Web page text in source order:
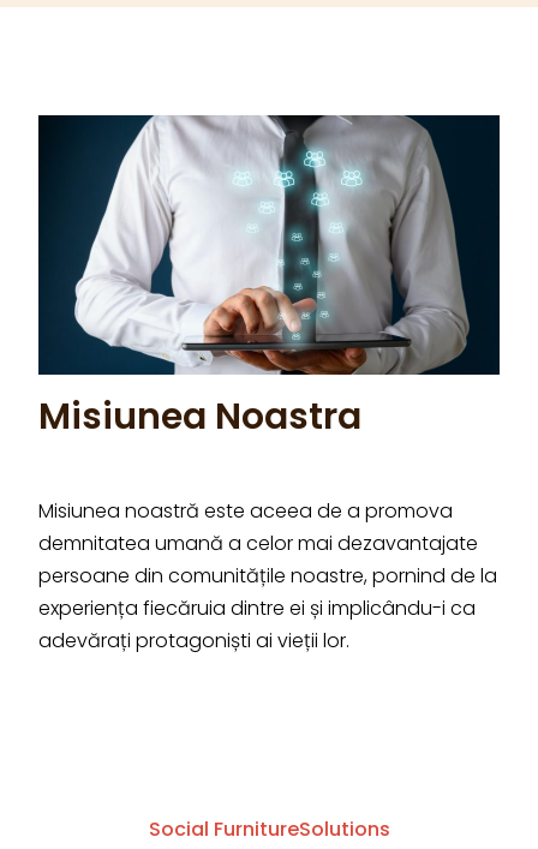
Misiunea Noastra
Misiunea noastră este aceea de a promova
demnitatea umană a celor mai dezavantajate
persoane din comunitățile noastre, pornind de la
experiența fiecăruia dintre ei și implicându-i ca
adevărați protagoniști ai vieții lor.
Social FurnitureSolutions